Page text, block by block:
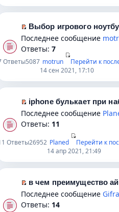
щ
н
и
ю
о
у
с
о
о
щ
н
и
ю
о
и
т
а
н
о
у
с
о
б
е
н
о
м
п
о
ч
н
о
у
с
о
т
и
р
о
м
п
о
и
т
а
е
т
и
р
о
у
н
е
Выбор игрового
Последнее сообщение
Ответы: 7
Ответы5087 motrun
Перейти к
14 сен 2021, 17:10
е
т
к
п
е
iphone булькает при
Последнее сообщение
Ответы: 11
Ответы26952 Planed
Перейти к
14 апр 2021, 21:49
в чем преимущество
Последнее сообщение Gifra
Ответы: 14